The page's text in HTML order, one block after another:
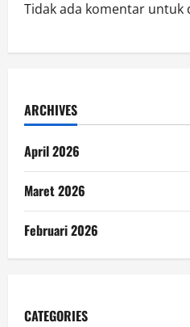
Tidak ada komentar untuk
ARCHIVES
April 2026
Maret 2026
Februari 2026
CATEGORIES